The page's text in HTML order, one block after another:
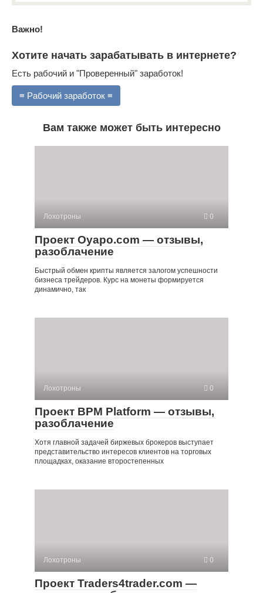
Важно!
Хотите начать зарабатывать в интернете?
Есть рабочий и "Проверенный" заработок!
≡ Рабочий заработок ≡
Вам также может быть интересно
Лохотроны 0
Проект Oyapo.com — отзывы,
разоблачение
Быстрый обмен крипты является залогом успешности
бизнеса трейдеров. Курс на монеты формируется
динамично, так
Лохотроны 0
Проект BPM Platform — отзывы,
разоблачение
Хотя главной задачей биржевых брокеров выступает
представительство интересов клиентов на торговых
площадках, оказание второстепенных
Лохотроны 0
Проект Traders4trader.com —